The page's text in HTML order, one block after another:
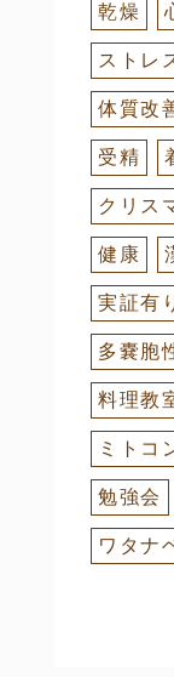
乾燥
ストレ
体質改
受精
クリス
健康
実証有
多嚢胞
料理教
ミトコ
勉強会
ワタナ